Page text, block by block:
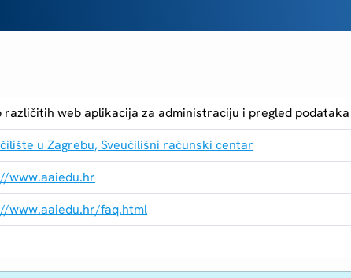
različitih web aplikacija za administraciju i pregled podataka
u Zagrebu, Sveučilišni računski centar
www.aaiedu.hr
www.aaiedu.hr/faq.html